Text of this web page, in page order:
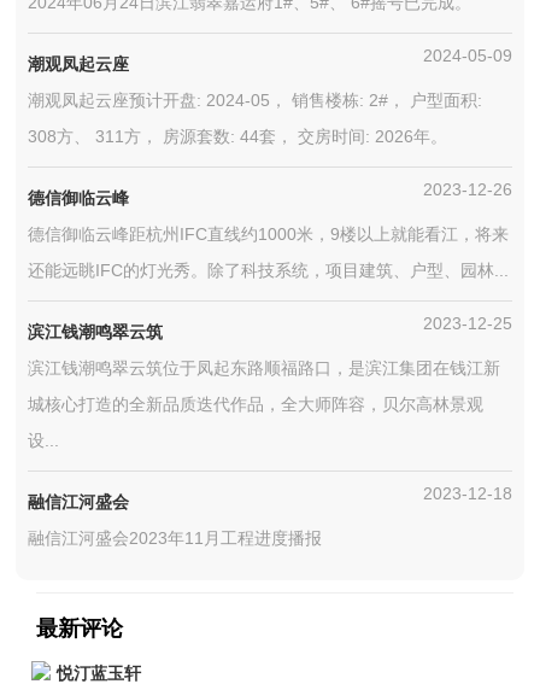
潮观凤起云座 2024-05-09
潮观凤起云座预计开盘: 2024-05， 销售楼栋: 2#， 户型面积:
308方、 311方， 房源套数: 44套， 交房时间: 2026年。
德信御临云峰 2023-12-26
德信御临云峰距杭州IFC直线约1000米，9楼以上就能看江，将来
还能远眺IFC的灯光秀。除了科技系统，项目建筑、户型、园林...
滨江钱潮鸣翠云筑 2023-12-25
滨江钱潮鸣翠云筑位于凤起东路顺福路口，是滨江集团在钱江新
城核心打造的全新品质迭代作品，全大师阵容，贝尔高林景观
设...
融信江河盛会 2023-12-18
融信江河盛会2023年11月工程进度播报
最新评论
悦汀蓝玉轩